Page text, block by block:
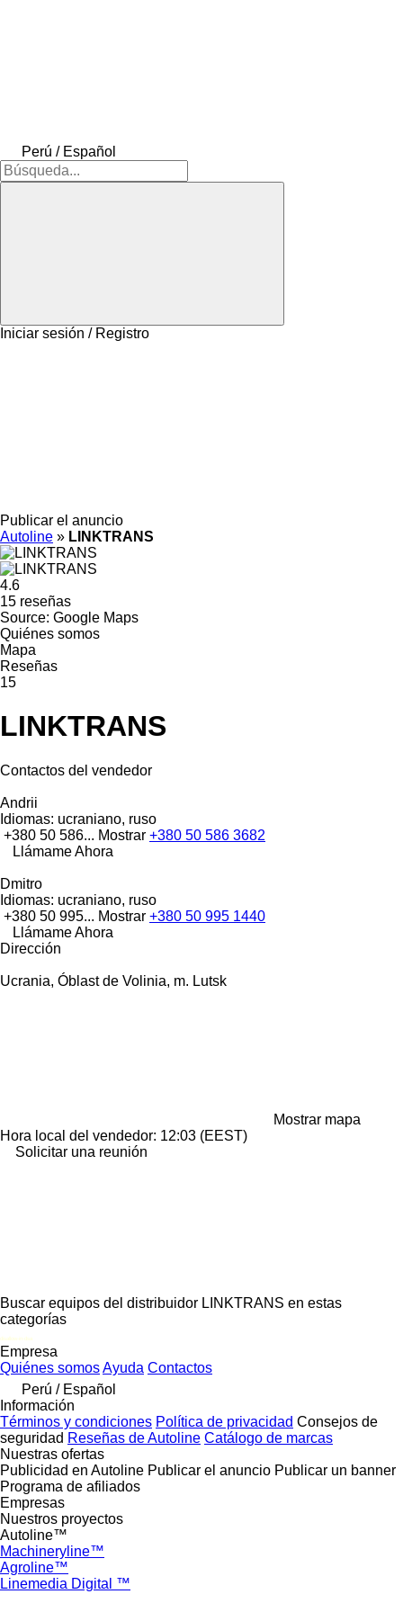
Perú / Español
Iniciar sesión / Registro
Publicar el anuncio
Autoline » LINKTRANS
4.6
15 reseñas
Source: Google Maps
Quiénes somos
Mapa
Reseñas
15
LINKTRANS
Contactos del vendedor
Andrii
Idiomas: ucraniano, ruso
+380 50 586... Mostrar +380 50 586 3682
Llámame Ahora
Dmitro
Idiomas: ucraniano, ruso
+380 50 995... Mostrar +380 50 995 1440
Llámame Ahora
Dirección
Ucrania, Óblast de Volinia, m. Lutsk
Mostrar mapa
Hora local del vendedor: 12:03 (EEST)
Solicitar una reunión
Buscar equipos del distribuidor LINKTRANS en estas
categorías
disallow-in-dsa
Empresa
Quiénes somosAyuda Contactos
Perú / Español
Información
Términos y condiciones Política de privacidad Consejos de
seguridad Reseñas de Autoline Catálogo de marcas
Nuestras ofertas
Publicidad en Autoline Publicar el anuncio Publicar un banner
Programa de afiliados
Empresas
Nuestros proyectos
Autoline™
Machineryline™
Agroline™
Linemedia Digital ™